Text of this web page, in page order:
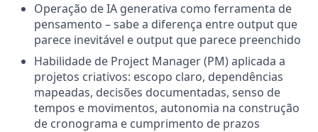
Operação de IA generativa como ferramenta de
pensamento – sabe a diferença entre output que
parece inevitável e output que parece preenchido
Habilidade de Project Manager (PM) aplicada a
projetos criativos: escopo claro, dependências
mapeadas, decisões documentadas, senso de
tempos e movimentos, autonomia na construção
de cronograma e cumprimento de prazos